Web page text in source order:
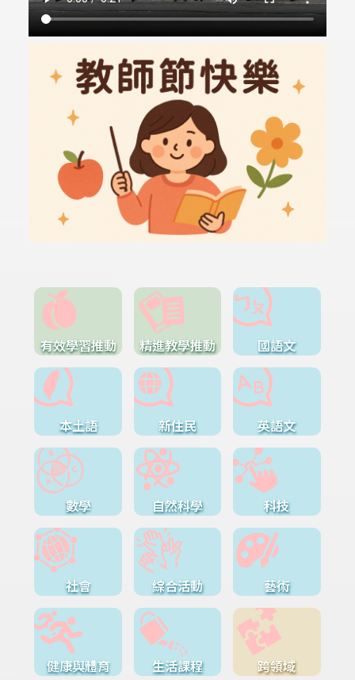
有效學習推動 精進教學推動 國語文
本土語 新住民 英語文
數學 自然科學 科技
社會 綜合活動 藝術
健康與體育 生活課程 跨領域